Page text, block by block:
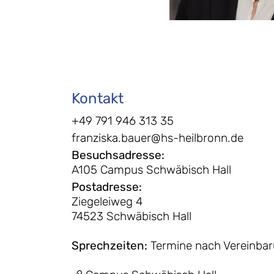
Kontakt
+49 791 946 313 35
franziska.bauer@hs-heilbronn.de
Besuchsadresse:
A105 Campus Schwäbisch Hall
Postadresse:
Ziegeleiweg 4
74523 Schwäbisch Hall
Sprechzeiten: Termine nach